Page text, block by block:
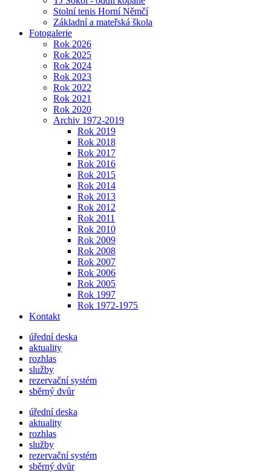
Stolní tenis Horní Němčí
Základní a mateřská škola
Fotogalerie
Rok 2026
Rok 2025
Rok 2024
Rok 2023
Rok 2022
Rok 2021
Rok 2020
Archiv 1972-2019
Rok 2019
Rok 2018
Rok 2017
Rok 2016
Rok 2015
Rok 2014
Rok 2013
Rok 2012
Rok 2011
Rok 2010
Rok 2009
Rok 2008
Rok 2007
Rok 2006
Rok 2005
Rok 1997
Rok 1972-1975
Kontakt
úřední deska
aktuality
rozhlas
služby
rezervační systém
sběrný dvůr
úřední deska
aktuality
rozhlas
služby
rezervační systém
sběrný dvůr